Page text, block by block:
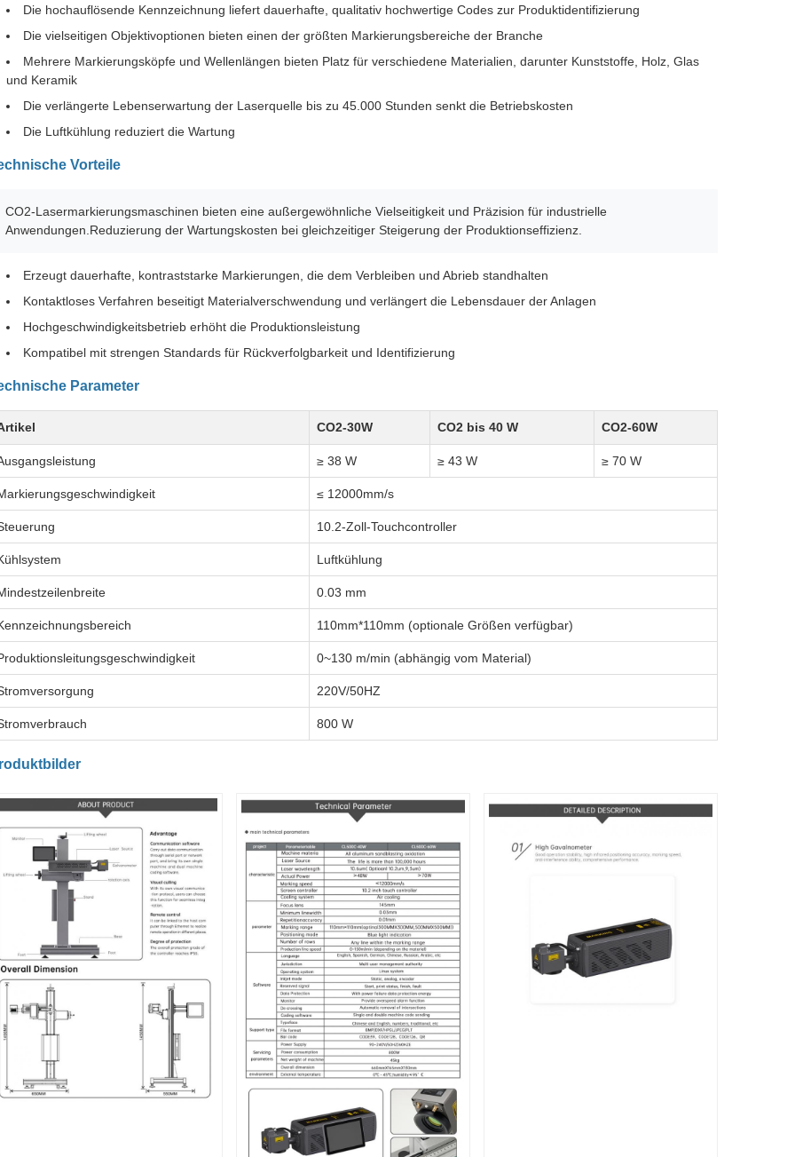
Die hochauflösende Kennzeichnung liefert dauerhafte, qualitativ hochwertige Codes zur Produktidentifizierung
Die vielseitigen Objektivoptionen bieten einen der größten Markierungsbereiche der Branche
Mehrere Markierungsköpfe und Wellenlängen bieten Platz für verschiedene Materialien, darunter Kunststoffe, Holz, Glas
und Keramik
Die verlängerte Lebenserwartung der Laserquelle bis zu 45.000 Stunden senkt die Betriebskosten
Die Luftkühlung reduziert die Wartung
Vorteile
CO2-Lasermarkierungsmaschinen bieten eine außergewöhnliche Vielseitigkeit und Präzision für industrielle
Anwendungen.Reduzierung der Wartungskosten bei gleichzeitiger Steigerung der Produktionseffizienz.
Erzeugt dauerhafte, kontraststarke Markierungen, die dem Verbleiben und Abrieb standhalten
Kontaktloses Verfahren beseitigt Materialverschwendung und verlängert die Lebensdauer der Anlagen
Hochgeschwindigkeitsbetrieb erhöht die Produktionsleistung
Kompatibel mit strengen Standards für Rückverfolgbarkeit und Identifizierung
Parameter
CO2-30W CO2 bis 40 W CO2-60W
≥ 38 W ≥ 43 W ≥ 70 W
≤ 12000mm/s
10.2-Zoll-Touchcontroller
Luftkühlung
0.03 mm
110mm*110mm (optionale Größen verfügbar)
0~130 m/min (abhängig vom Material)
220V/50HZ
800 W